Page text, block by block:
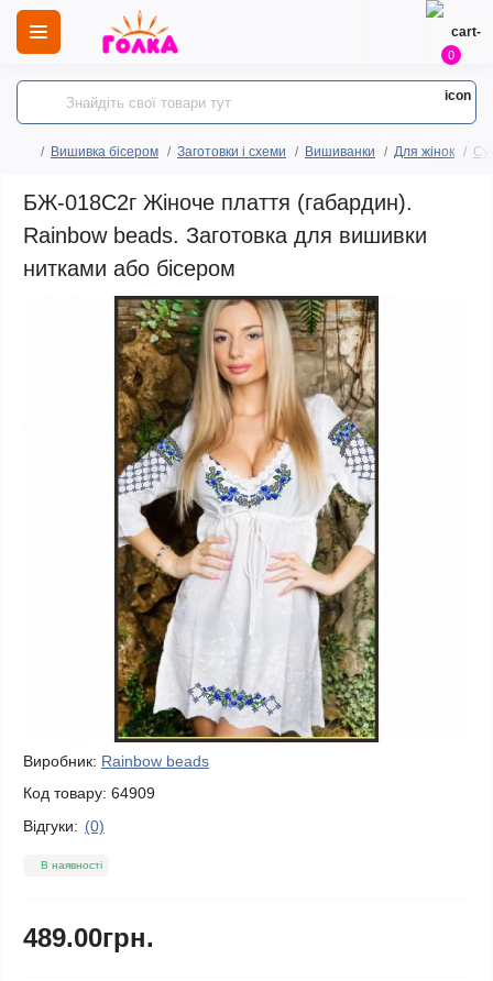
0
Вишивка бісером Заготовки і схеми Вишиванки Для жінок
БЖ-018С2г Жіноче плаття (габардин).
Rainbow beads. Заготовка для вишивки
нитками або бісером
Виробник: Rainbow beads
Код товару: 64909
Відгуки: (0)
В наявності
489.00грн.